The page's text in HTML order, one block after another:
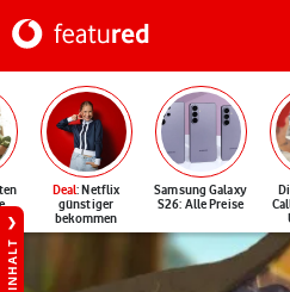
Deal: Netflix
günstiger
bekommen
Samsung Galaxy
S26: Alle Preise
INHALT